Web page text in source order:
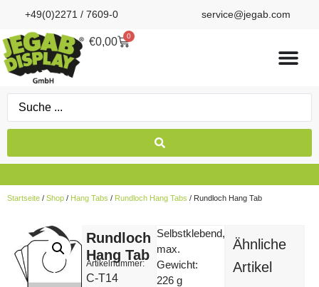
+49(0)2271 / 7609-0 service@jegab.com
€0,00 0
Startseite / Shop / Hang Tabs / Rundloch Hang Tabs / Rundloch Hang Tab
Rundloch
Hang Tab
Artikelnummer:
C-T14
Selbstklebend,
max.
Gewicht:
226 g
Ähnliche
Artikel